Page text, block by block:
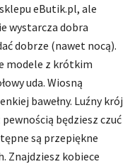
eButik.pl, ale
wystarcza dobra
dobrze (nawet nocą).
modele z krótkim
uda. Wiosną
bawełny. Luźny krój
będziesz czuć
są przepiękne
Znajdziesz kobiece